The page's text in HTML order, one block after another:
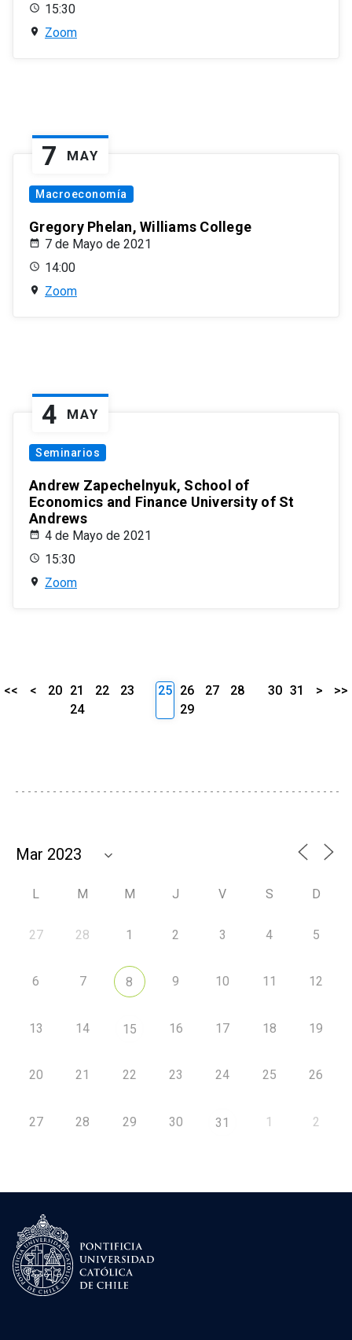
15:30
Zoom
7 MAY
Macroeconomía
Gregory Phelan, Williams College
7 de Mayo de 2021
14:00
Zoom
4 MAY
Seminarios
Andrew Zapechelnyuk, School of
Economics and Finance University of St
Andrews
4 de Mayo de 2021
15:30
Zoom
<< < 20 21 22
23
24
25 26 27
28
29
30 31 > >>
L M M J V S D
27 28 1 2 3 4 5
6 7 8 9 10 11 12
13 14 15 16 17 18 19
20 21 22 23 24 25 26
27 28 29 30 31 1 2